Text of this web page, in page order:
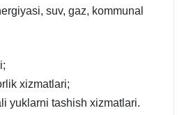
suv, gaz, kommunal
хizmatlari;
yuklarni tashish хizmatlari.